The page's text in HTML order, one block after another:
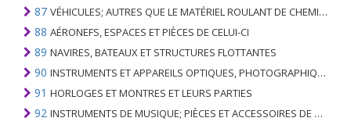
87 VÉHICULES; AUTRES QUE LE MATÉRIEL ROULANT DE CHEMIN DE FER OU DE TRAMWAY, ET LEURS PIÈCES ET ACCESSOIRES
88 AÉRONEFS, ESPACES ET PIÈCES DE CELUI-CI
89 NAVIRES, BATEAUX ET STRUCTURES FLOTTANTES
90 INSTRUMENTS ET APPAREILS OPTIQUES, PHOTOGRAPHIQUES, CINÉMATOGRAPHIQUES, DE MESURE, DE CONTRÔLE, DE MÉDECINE OU DE CHIRURGIE; PIÈCES ET ACCESSOIRES
91 HORLOGES ET MONTRES ET LEURS PARTIES
92 INSTRUMENTS DE MUSIQUE; PIÈCES ET ACCESSOIRES DE TELS ARTICLES